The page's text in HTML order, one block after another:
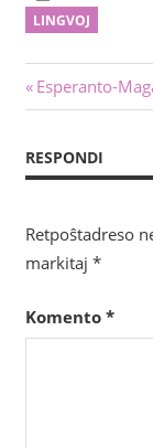
LINGVOJ
afiŝoj
Antaŭa
afiŝo:
Esperanto-
RESPONDI
Retpoŝtadreso
markitaj *
Komento *